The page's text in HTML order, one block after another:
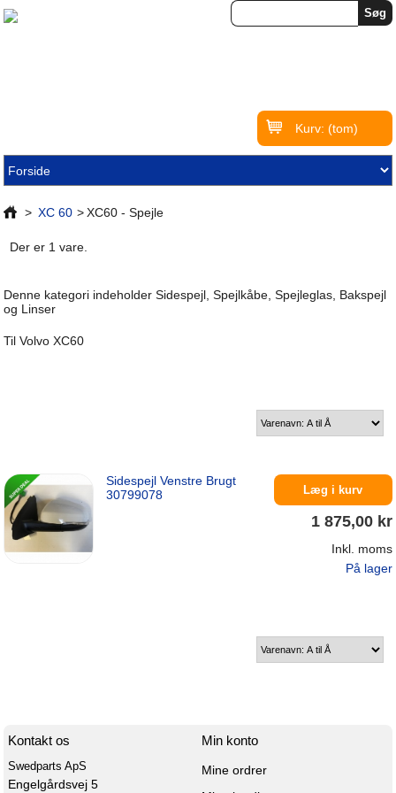
Kurv: (tom)
> XC 60 > XC60 - Spejle
Der er 1 vare.
Denne kategori indeholder Sidespejl, Spejlkåbe, Spejleglas, Bakspejl
og Linser
Til Volvo XC60
Sidespejl Venstre Brugt
30799078
Læg i kurv
1 875,00 kr
Inkl. moms
På lager
Kontakt os
Swedparts ApS
Engelgårdsvej 5
Min konto
Mine ordrer